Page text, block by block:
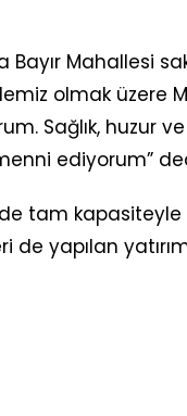
Bayır Mahallesi
olmak üzere
Sağlık, huzur
ediyorum”
tam
de yapılan